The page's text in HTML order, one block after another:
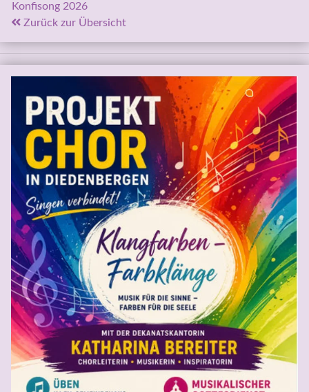
Konfisong 2026
Zurück zur Übersicht